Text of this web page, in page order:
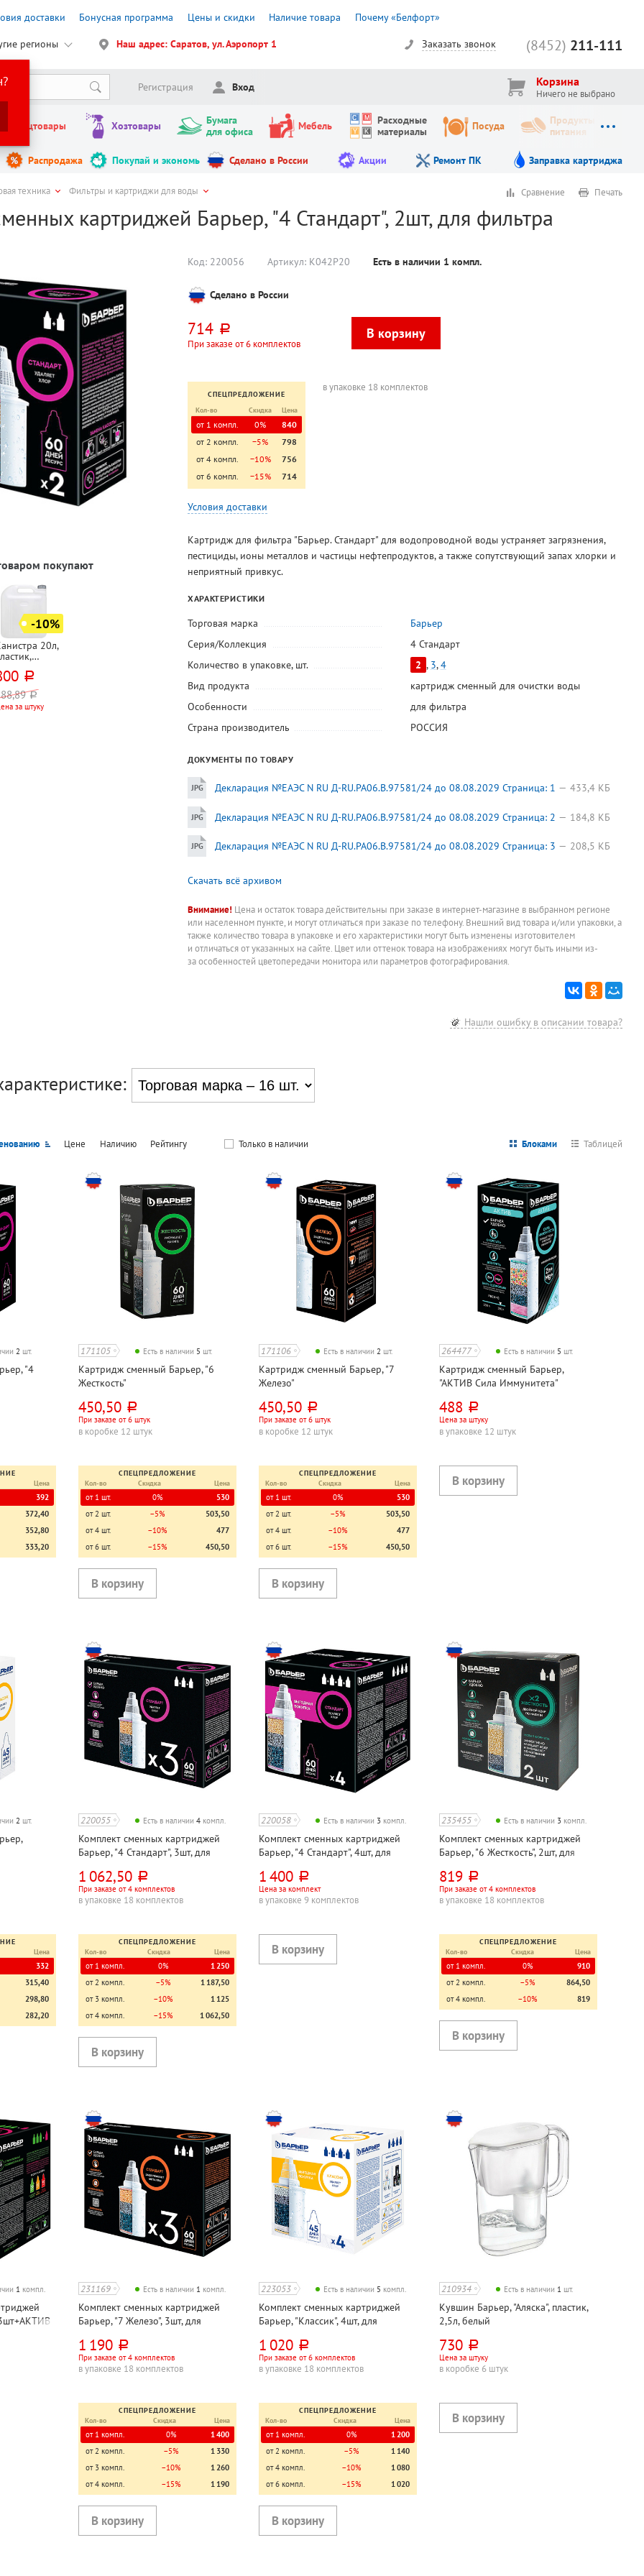
доставки Бонусная программа Цены и скидки Наличие товара Почему «Белфорт»
регионы Наш адрес: Саратов, ул. Аэропорт 1 (8452) 211-111
Заказать звонок
Регистрация Вход Корзина
Ничего не выбрано
Канцтовары Хозтовары
Бумага
для офиса
Мебель
Расходные
материалы
Посуда
Продукты
питания
Распродажа Покупай и экономь Сделано в России Акции Ремонт ПК Заправка картриджа
техника Фильтры и картриджи для воды
картриджей Барьер, "4 Стандарт", 2шт, для фильтра
Сравнение Печать
покупают
-10%
20л,
руб.
руб.
за штуку
Код: 220056 Артикул: К042Р20 Есть в наличии 1 компл.
Сделано в России
714 руб.
При заказе от 6 комплектов
СПЕЦПРЕДЛОЖЕНИЕ
Кол-во
Скидка Цена
от 1 компл. 0%
840
от 2 компл.
−5%
798
от 4 компл.
−10%
756
от 6 компл.
−15% 714
в упаковке 18 комплектов
Условия доставки
Картридж для фильтра "Барьер. Стандарт" для водопроводной воды устраняет загрязнения,
пестициды, ионы металлов и частицы нефтепродуктов, а также сопутствующий запах хлорки и
неприятный привкус.
ХАРАКТЕРИСТИКИ
Торговая марка
Барьер
Серия/Коллекция
4 Стандарт
Количество в упаковке, шт.
2 , 3,4
Вид продукта
картридж сменный для очистки воды
Особенности
для фильтра
Страна производитель
РОССИЯ
ДОКУМЕНТЫ ПО ТОВАРУ
Декларация №ЕАЭС N RU Д-RU.РА06.В.97581/24 до 08.08.2029 Страница: 1 433,4 КБ
Декларация №ЕАЭС N RU Д-RU.РА06.В.97581/24 до 08.08.2029 Страница: 2 184,8 КБ
Декларация №ЕАЭС N RU Д-RU.РА06.В.97581/24 до 08.08.2029 Страница: 3 208,5 КБ
Скачать всё архивом
Внимание! Цена и остаток товара действительны при заказе в интернет-магазине в выбранном регионе
или населенном пункте, и могут отличаться при заказе по телефону. Внешний вид товара и/или упаковки, а
также количество товара в упаковке и его характеристики могут быть изменены изготовителем
и отличаться от указанных на сайте. Цвет или оттенок товара на изображениях могут быть иными из-
за особенностей цветопередачи монитора или параметров фотографирования.
Нашли ошибку в описании товара?
Цене Наличию Рейтингу Только в наличии Блоками Таблицей
2 шт.
"4
Цена
392
372,40
352,80
333,20
171105 Есть в наличии 5 шт.
Картридж сменный Барьер, "6
Жесткость"
450,50 руб.
При заказе от 6 штук
в коробке 12 штук
СПЕЦПРЕДЛОЖЕНИЕ
Кол-во
Скидка Цена
от 1 шт. 0%
530
от 2 шт.
−5%
503,50
от 4 шт.
−10%
477
от 6 шт.
−15% 450,50
171106 Есть в наличии2 шт.
Картридж сменный Барьер, "7
Железо"
450,50 руб.
При заказе от 6 штук
в коробке 12 штук
СПЕЦПРЕДЛОЖЕНИЕ
Кол-во
Скидка Цена
от 1 шт. 0%
530
от 2 шт.
−5%
503,50
от 4 шт.
−10%
477
от 6 шт.
−15% 450,50
264477 Есть в наличии 5 шт.
Картридж сменный Барьер,
"АКТИВ Сила Иммунитета"
488 руб.
Цена за штуку
в упаковке 12 штук
2 шт.
Цена
332
315,40
298,80
282,20
220055 Есть в наличии4 компл.
Комплект сменных картриджей
Барьер, "4 Стандарт", 3шт, для
1 062,50 руб.
При заказе от 4 комплектов
в упаковке 18 комплектов
СПЕЦПРЕДЛОЖЕНИЕ
Кол-во
Скидка Цена
от 1 компл. 0%
1 250
от 2 компл.
−5%
1 187,50
от 3 компл.
−10%
1 125
от 4 компл.
−15% 1 062,50
220058 Есть в наличии 3 компл.
Комплект сменных картриджей
Барьер, "4 Стандарт", 4шт, для
1 400 руб.
Цена за комплект
в упаковке 9 комплектов
235455 Есть в наличии 3 компл.
Комплект сменных картриджей
Барьер, "6 Жесткость", 2шт, для
819 руб.
При заказе от 4 комплектов
в упаковке 18 комплектов
СПЕЦПРЕДЛОЖЕНИЕ
Кол-во
Скидка Цена
от 1 компл. 0%
910
от 2 компл.
−5%
864,50
от 4 компл.
−10% 819
1 компл. 231169 Есть в наличии 1 компл.
Комплект сменных картриджей
Барьер, "7 Железо", 3шт, для
1 190 руб.
При заказе от 4 комплектов
в упаковке 18 комплектов
СПЕЦПРЕДЛОЖЕНИЕ
Кол-во
Скидка Цена
от 1 компл. 0%
1 400
от 2 компл.
−5%
1 330
от 3 компл.
−10%
1 260
от 4 компл.
−15% 1 190
223053 Есть в наличии 5 компл.
Комплект сменных картриджей
Барьер, "Классик", 4шт, для
1 020 руб.
При заказе от 6 комплектов
в упаковке 18 комплектов
СПЕЦПРЕДЛОЖЕНИЕ
Кол-во
Скидка Цена
от 1 компл. 0%
1 200
от 2 компл.
−5%
1 140
от 4 компл.
−10%
1 080
от 6 компл.
−15% 1 020
210934 Есть в наличии 1 шт.
Кувшин Барьер, "Аляска", пластик,
2,5л, белый
730 руб.
Цена за штуку
в коробке 6 штук